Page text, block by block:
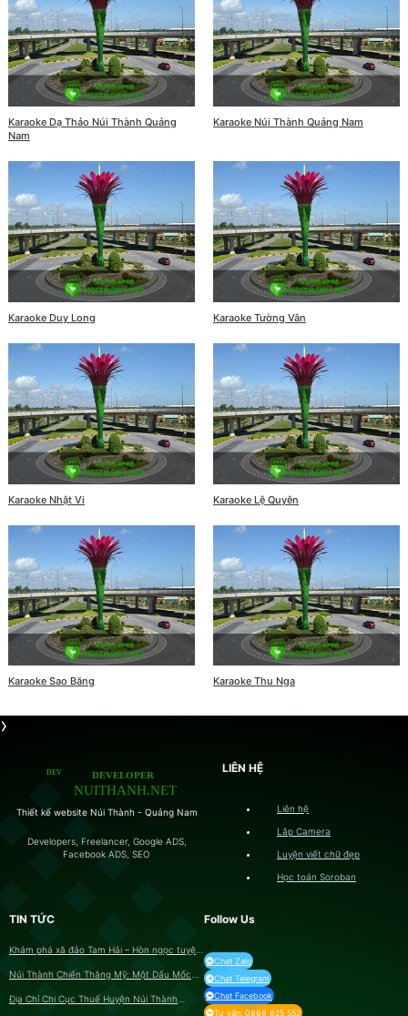
Karaoke Dạ Thảo Núi Thành Quảng
Nam
Karaoke Núi Thành Quảng Nam
Karaoke Duy Long Karaoke Tường Vân
Karaoke Nhật Vi Karaoke Lệ Quyên
Karaoke Sao Băng Karaoke Thu Nga
Thiết kế website Núi Thành - Quảng Nam
Developers, Freelancer, Google ADS,
Facebook ADS, SEO
LIÊN HỆ
Liên hệ
Lắp Camera
Luyện viết chữ đẹp
Học toán Soroban
TIN TỨC
Khám phá xã đảo Tam Hải – Hòn ngọc tuyệt
Núi Thành Chiến Thắng Mỹ: Một Dấu Mốc
Địa Chỉ Chi Cục Thuế Huyện Núi Thành
Follow Us
Chat Zalo
Chat Telegram
Chat Facebook
Tư vấn: 0869 825 552